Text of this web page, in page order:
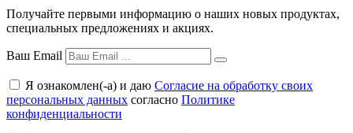
Получайте первыми информацию о наших новых продуктах,
специальных предложениях и акциях.
Ваш Email
Я ознакомлен(-а) и даю Согласие на обработку своих
персональных данных согласно Политике
конфиденциальности